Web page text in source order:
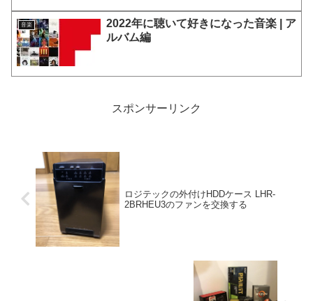
音楽
2022年に聴いて好きになった音楽 | ア
ルバム編
スポンサーリンク
ロジテックの外付けHDDケース LHR-
2BRHEU3のファンを交換する